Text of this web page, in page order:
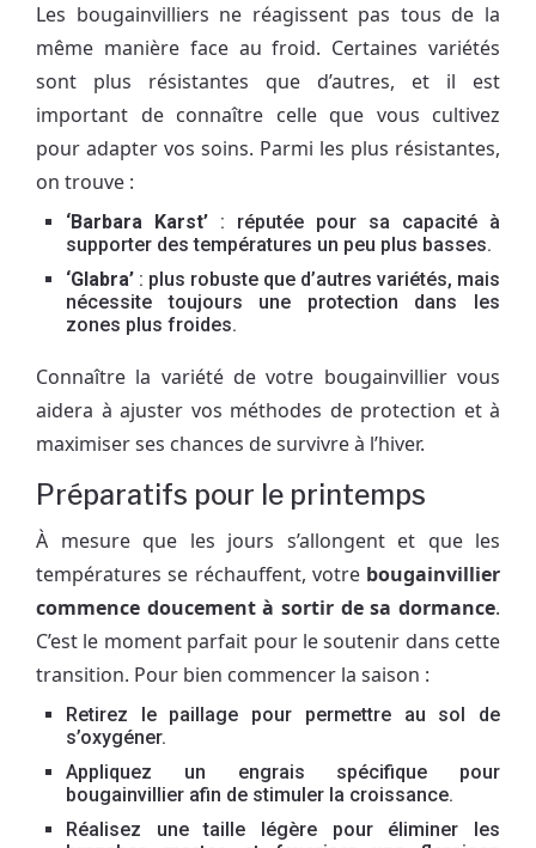
Les bougainvilliers ne réagissent pas tous de la
même manière face au froid. Certaines variétés
sont plus résistantes que d’autres, et il est
important de connaître celle que vous cultivez
pour adapter vos soins. Parmi les plus résistantes,
on trouve :
‘Barbara Karst’ : réputée pour sa capacité à
supporter des températures un peu plus basses.
‘Glabra’ : plus robuste que d’autres variétés, mais
nécessite toujours une protection dans les
zones plus froides.
Connaître la variété de votre bougainvillier vous
aidera à ajuster vos méthodes de protection et à
maximiser ses chances de survivre à l’hiver.
Préparatifs pour le printemps
À mesure que les jours s’allongent et que les
températures se réchauffent, votre bougainvillier
commence doucement à sortir de sa dormance.
C’est le moment parfait pour le soutenir dans cette
transition. Pour bien commencer la saison :
Retirez le paillage pour permettre au sol de
s’oxygéner.
Appliquez un engrais spécifique pour
bougainvillier afin de stimuler la croissance.
Réalisez une taille légère pour éliminer les